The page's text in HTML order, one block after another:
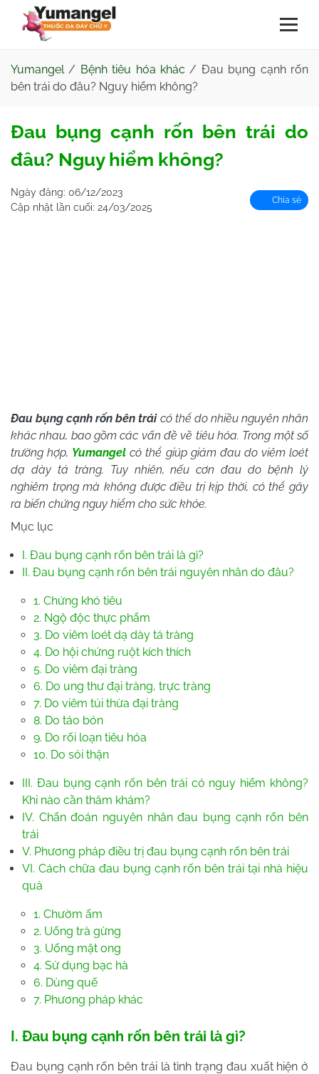
Yumangel/ Bệnh tiêu hóa khác / Đau bụng cạnh rốn
bên trái do đâu? Nguy hiểm không?
Đau bụng cạnh rốn bên trái do
đâu? Nguy hiểm không?
Ngày đăng: 06/12/2023
Cập nhật lần cuối: 24/03/2025
Chia sẻ
Đau bụng cạnh rốn bên tráicó thể do nhiều nguyên nhân
khác nhau, bao gồm các vấn đề về tiêu hóa. Trong một số
trường hợp, Yumangel có thể giúp giảm đau do viêm loét
dạ dày tá tràng. Tuy nhiên, nếu cơn đau do bệnh lý
nghiêm trọng mà không được điều trị kịp thời, có thể gây
ra biến chứng nguy hiểm cho sức khỏe.
Mục lục
I. Đau bụng cạnh rốn bên trái là gì?
II. Đau bụng cạnh rốn bên trái nguyên nhân do đâu?
1. Chứng khó tiêu
2. Ngộ độc thực phẩm
3. Do viêm loét dạ dày tá tràng
4. Do hội chứng ruột kích thích
5. Do viêm đại tràng
6. Do ung thư đại tràng, trực tràng
7. Do viêm túi thừa đại tràng
8. Do táo bón
9. Do rối loạn tiêu hóa
10. Do sỏi thận
III. Đau bụng cạnh rốn bên trái có nguy hiểm không?
Khi nào cần thăm khám?
IV. Chẩn đoán nguyên nhân đau bụng cạnh rốn bên
trái
V. Phương pháp điều trị đau bụng cạnh rốn bên trái
VI. Cách chữa đau bụng cạnh rốn bên trái tại nhà hiệu
quả
1. Chườm ấm
2. Uống trà gừng
3. Uống mật ong
4. Sử dụng bạc hà
6. Dùng quế
7. Phương pháp khác
I. Đau bụng cạnh rốn bên trái là gì?
Đau bụng cạnh rốn bên trái là tình trạng đau xuất hiện ở